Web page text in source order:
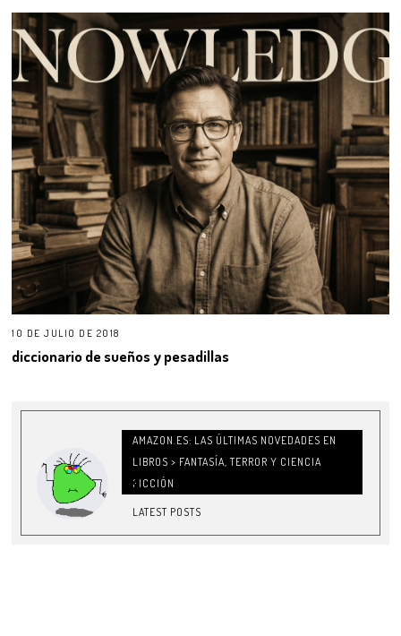
10 DE JULIO DE 2018
diccionario de sueños y pesadillas
AMAZON.ES: LAS ÚLTIMAS NOVEDADES EN
LIBROS > FANTASÍA, TERROR Y CIENCIA
FICCIÓN
LATEST POSTS